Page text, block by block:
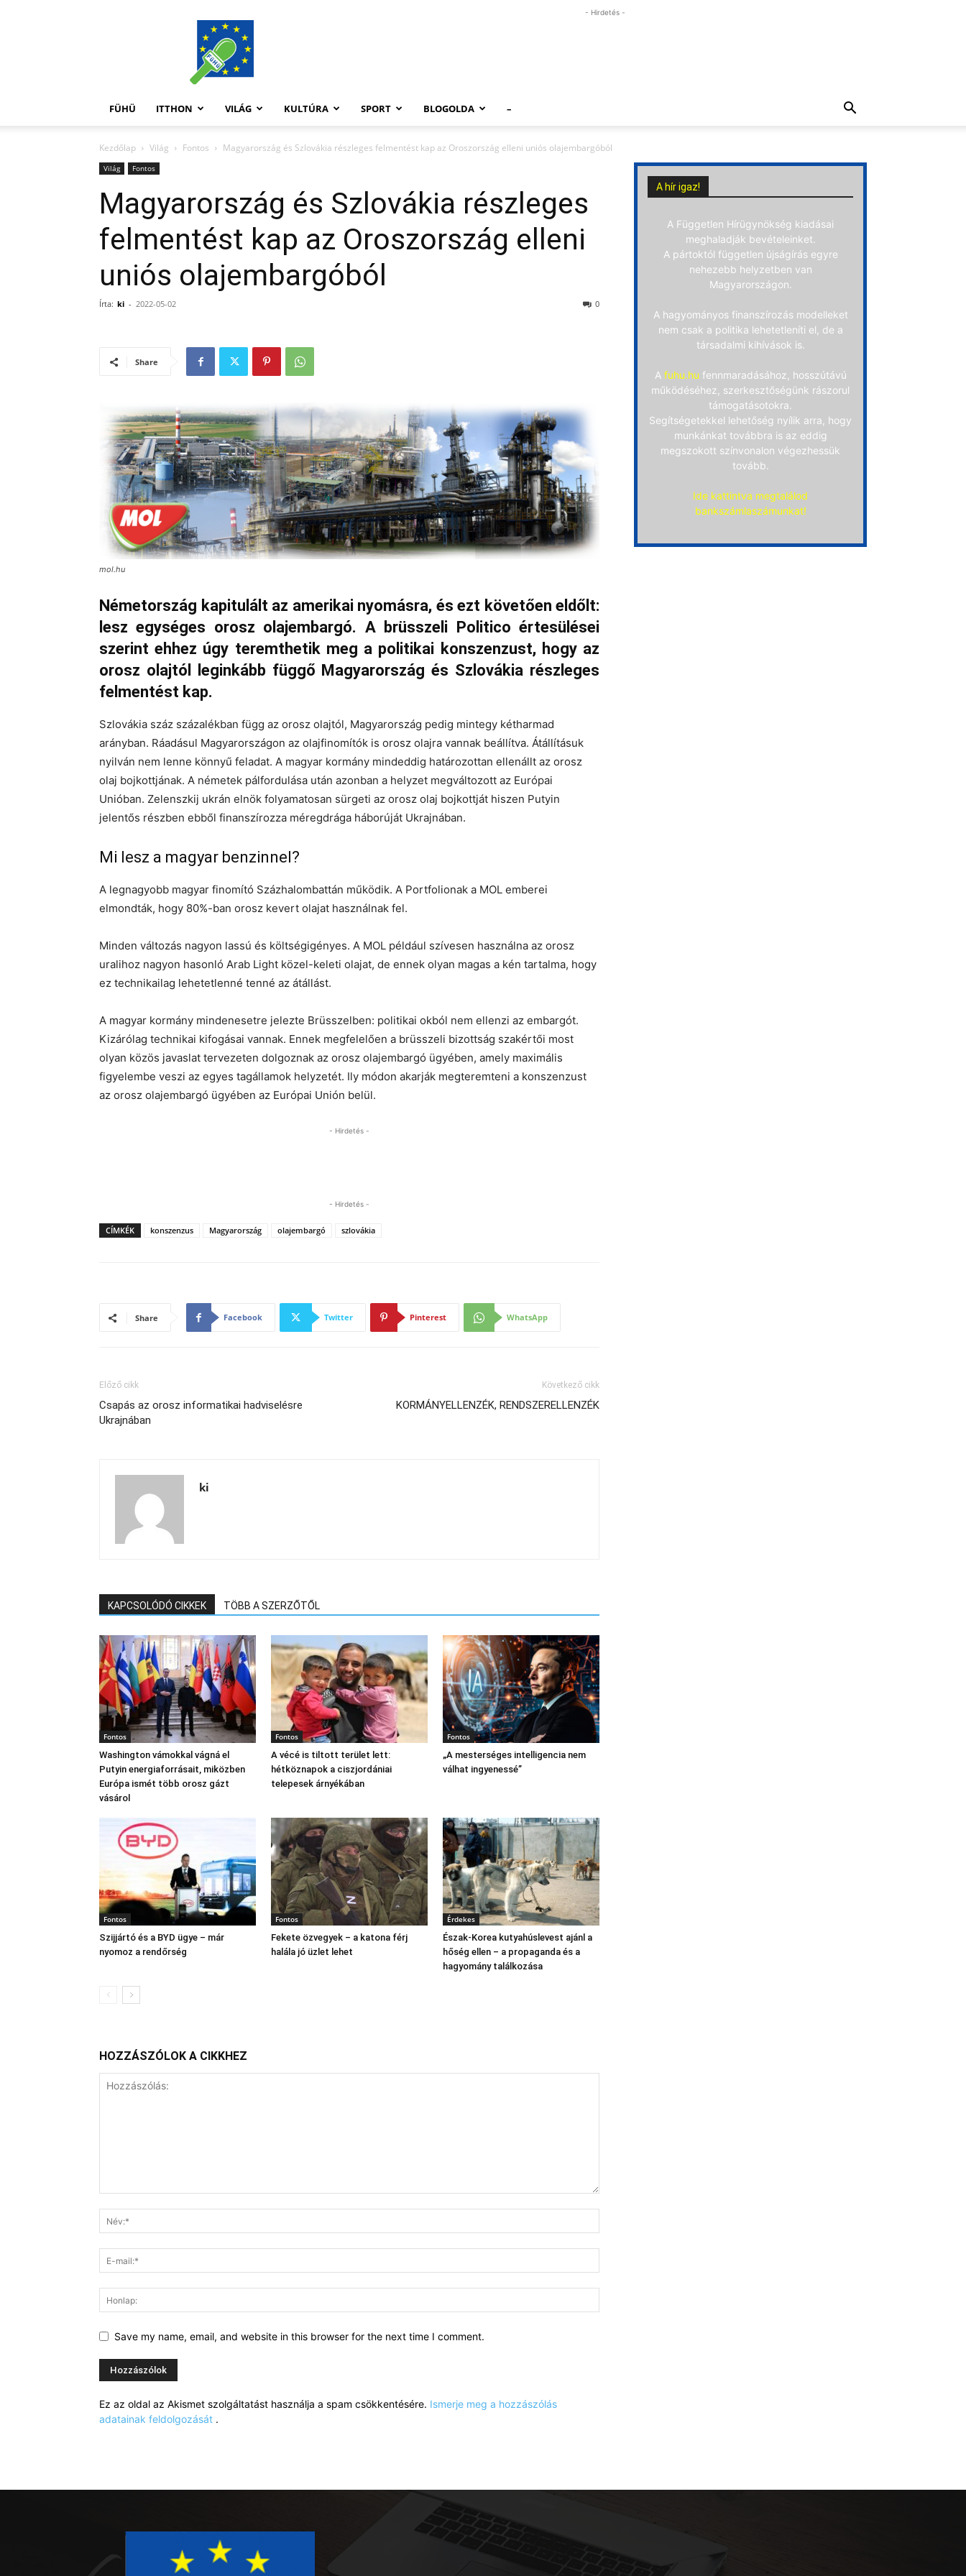
FüHü
- Hirdetés -
FÜHÜ ITTHON VILÁG KULTÚRA SPORT BLOGOLDA –
Kezdőlap Világ Fontos Magyarország és Szlovákia részleges felmentést kap az Oroszország elleni uniós olajembargóból
Világ Fontos
Magyarország és Szlovákia részleges
felmentést kap az Oroszország elleni
uniós olajembargóból
Írta: ki - 2022-05-02 0
Share
mol.hu
Németország kapitulált az amerikai nyomásra, és ezt követően eldőlt:
lesz egységes orosz olajembargó. A brüsszeli Politico értesülései
szerint ehhez úgy teremthetik meg a politikai konszenzust, hogy az
orosz olajtól leginkább függő Magyarország és Szlovákia részleges
felmentést kap.
Szlovákia száz százalékban függ az orosz olajtól, Magyarország pedig mintegy kétharmad
arányban. Ráadásul Magyarországon az olajfinomítók is orosz olajra vannak beállítva. Átállításuk
nyilván nem lenne könnyű feladat. A magyar kormány mindeddig határozottan ellenállt az orosz
olaj bojkottjának. A németek pálfordulása után azonban a helyzet megváltozott az Európai
Unióban. Zelenszkij ukrán elnök folyamatosan sürgeti az orosz olaj bojkottját hiszen Putyin
jelentős részben ebből finanszírozza méregdrága háborúját Ukrajnában.
Mi lesz a magyar benzinnel?
A legnagyobb magyar finomító Százhalombattán működik. A Portfolionak a MOL emberei
elmondták, hogy 80%-ban orosz kevert olajat használnak fel.
Minden változás nagyon lassú és költségigényes. A MOL például szívesen használna az orosz
uralihoz nagyon hasonló Arab Light közel-keleti olajat, de ennek olyan magas a kén tartalma, hogy
ez technikailag lehetetlenné tenné az átállást.
A magyar kormány mindenesetre jelezte Brüsszelben: politikai okból nem ellenzi az embargót.
Kizárólag technikai kifogásai vannak. Ennek megfelelően a brüsszeli bizottság szakértői most
olyan közös javaslat tervezeten dolgoznak az orosz olajembargó ügyében, amely maximális
figyelembe veszi az egyes tagállamok helyzetét. Ily módon akarják megteremteni a konszenzust
az orosz olajembargó ügyében az Európai Unión belül.
- Hirdetés -
- Hirdetés -
CÍMKÉK konszenzus Magyarország olajembargó szlovákia
Share Facebook Twitter Pinterest WhatsApp
Előző cikk
Csapás az orosz informatikai hadviselésre
Ukrajnában
Következő cikk
KORMÁNYELLENZÉK, RENDSZERELLENZÉK
ki
KAPCSOLÓDÓ CIKKEK TÖBB A SZERZŐTŐL
Fontos
Washington vámokkal vágná el
Putyin energiaforrásait, miközben
Európa ismét több orosz gázt
vásárol
Fontos
A vécé is tiltott terület lett:
hétköznapok a ciszjordániai
telepesek árnyékában
Fontos
„A mesterséges intelligencia nem
válhat ingyenessé”
Fontos
Szijjártó és a BYD ügye – már
nyomoz a rendőrség
Fontos
Fekete özvegyek – a katona férj
halála jó üzlet lehet
Érdekes
Észak‑Korea kutyahúslevest ajánl a
hőség ellen – a propaganda és a
hagyomány találkozása
HOZZÁSZÓLOK A CIKKHEZ
Save my name, email, and website in this browser for the next time I comment.
Ez az oldal az Akismet szolgáltatást használja a spam csökkentésére. Ismerje meg a hozzászólás
adatainak feldolgozását .
A hír igaz!
A Független Hírügynökség kiadásai
meghaladják bevételeinket.
A pártoktól független újságírás egyre
nehezebb helyzetben van
Magyarországon.
A hagyományos finanszírozás modelleket
nem csak a politika lehetetleníti el, de a
társadalmi kihívások is.
A fuhu.hu fennmaradásához, hosszútávú
működéséhez, szerkesztőségünk rászorul
támogatásotokra.
Segítségetekkel lehetőség nyílik arra, hogy
munkánkat továbbra is az eddig
megszokott színvonalon végezhessük
tovább.
Ide kattintva megtalálod
bankszámlaszámunkat!